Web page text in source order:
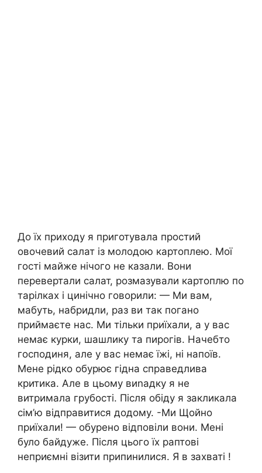
До їх приходу я приготувала простий
овочевий салат із молодою картоплею. Мої
гості майже нічого не казали. Вони
перевертали салат, розмазували картоплю по
тарілках і цинічно говорили: — Ми вам,
мабуть, набридли, раз ви так погано
приймаєте нас. Ми тільки приїхали, а у вас
немає курки, шашлику та пирогів. Начебто
господиня, але у вас немає їжі, ні напоїв.
Мене рідко обурює гідна справедлива
критика. Але в цьому виnадку я не
витримала грубості. Після обіду я закликала
сім’ю відправитися додому. -Ми Щойно
приїхали! — обурено відповіли вони. Мені
було байдуже. Після цього їх раптові
неприємні візити припинилися. Я в захваті !